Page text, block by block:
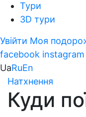
Тури
3D тури
Увійти Моя
facebook instagram
UaRuEn
Натхнення
Куди